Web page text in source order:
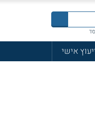
אישי